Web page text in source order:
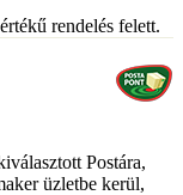
értékű rendelés felett.
Postára,
üzletbe kerül,